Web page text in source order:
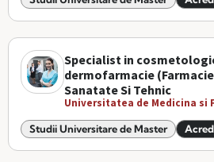
Specialist in
dermofarmacie
Sanatate Si Tehnic
Universitatea de Medicina si
Studii Universitare de Master